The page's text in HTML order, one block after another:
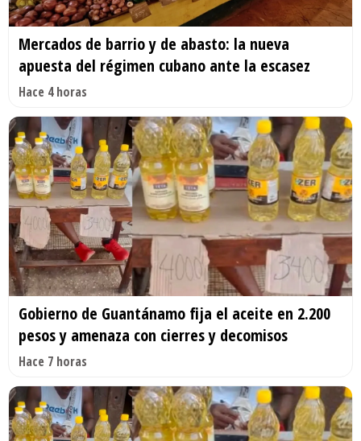
Mercados de barrio y de abasto: la nueva
apuesta del régimen cubano ante la escasez
Hace 4 horas
Gobierno de Guantánamo fija el aceite en 2.200
pesos y amenaza con cierres y decomisos
Hace 7 horas